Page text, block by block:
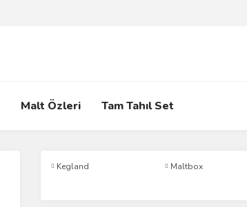
Malt Özleri Tam Tahıl Set
Kegland Maltbox